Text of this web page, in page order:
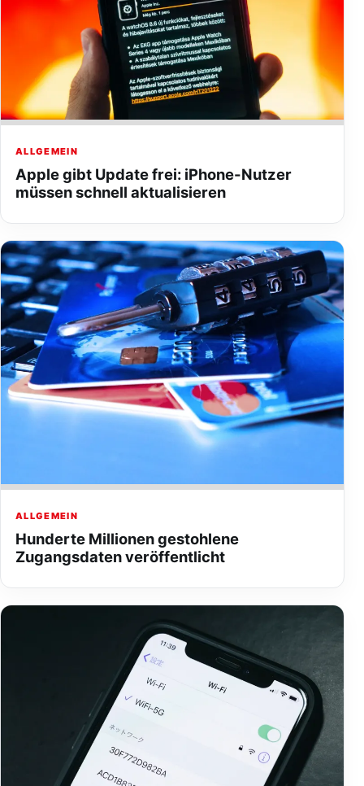
ALLGEMEIN
Apple gibt Update frei: iPhone-Nutzer
müssen schnell aktualisieren
ALLGEMEIN
Hunderte Millionen gestohlene
Zugangsdaten veröffentlicht